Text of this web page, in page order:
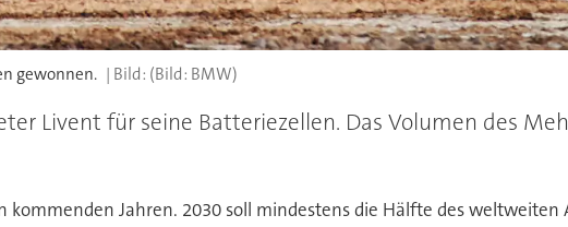
gewonnen. (Bild: BMW)
Livent für seine Batteriezellen. Das Volumen des
Jahren. 2030 soll mindestens die Hälfte des weltweiten